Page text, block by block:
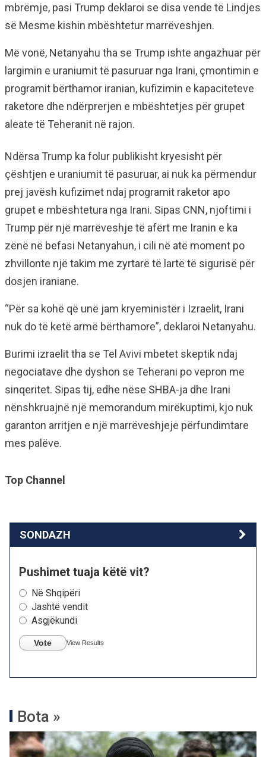
mbrëmje, pasi Trump deklaroi se disa vende të Lindjes
së Mesme kishin mbështetur marrëveshjen.
Më vonë, Netanyahu tha se Trump ishte angazhuar për
largimin e uraniumit të pasuruar nga Irani, çmontimin e
programit bërthamor iranian, kufizimin e kapaciteteve
raketore dhe ndërprerjen e mbështetjes për grupet
aleate të Teheranit në rajon.
Ndërsa Trump ka folur publikisht kryesisht për
çështjen e uraniumit të pasuruar, ai nuk ka përmendur
prej javësh kufizimet ndaj programit raketor apo
grupet e mbështetura nga Irani. Sipas CNN, njoftimi i
Trump për një marrëveshje të afërt me Iranin e ka
zënë në befasi Netanyahun, i cili në atë moment po
zhvillonte një takim me zyrtarë të lartë të sigurisë për
dosjen iraniane.
“Për sa kohë që unë jam kryeministër i Izraelit, Irani
nuk do të ketë armë bërthamore”, deklaroi Netanyahu.
Burimi izraelit tha se Tel Avivi mbetet skeptik ndaj
negociatave dhe dyshon se Teherani po vepron me
sinqeritet. Sipas tij, edhe nëse SHBA-ja dhe Irani
nënshkruajnë një memorandum mirëkuptimi, kjo nuk
garanton arritjen e një marrëveshjeje përfundimtare
mes palëve.
Top Channel
SONDAZH
Pushimet tuaja këtë vit?
Në Shqipëri
Jashtë vendit
Asgjëkundi
Vote View Results
Bota »